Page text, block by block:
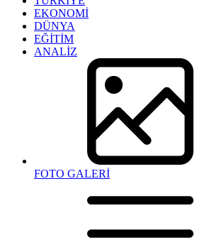
EKONOMİ
DÜNYA
EĞİTİM
ANALİZ
FOTO GALERİ